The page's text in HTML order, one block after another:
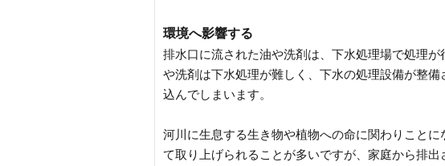
環境へ影響する
排水口に流された油や洗剤は、下水処理場で処理
や洗剤は下水処理が難しく、下水の処理設備が整
込んでしまいます。
河川に生息する生き物や植物への命に関わりこと
て取り上げられることが多いですが、家庭から排